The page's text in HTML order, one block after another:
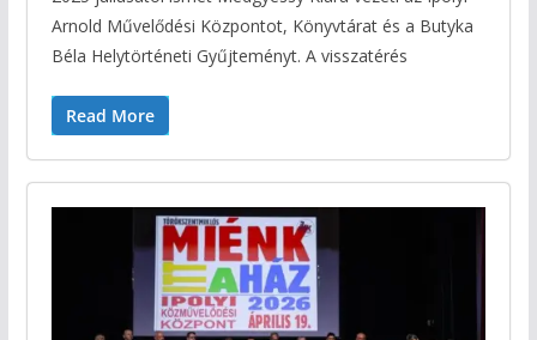
Arnold Művelődési Központot, Könyvtárat és a Butyka
Béla Helytörténeti Gyűjteményt. A visszatérés
Read More